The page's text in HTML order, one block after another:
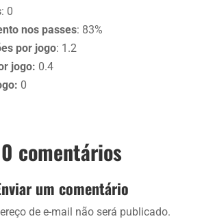
: 0
nos passes: 83%
por jogo: 1.2
jogo: 0.4
0
0 comentários
um comentário
de e-mail não será publicado.